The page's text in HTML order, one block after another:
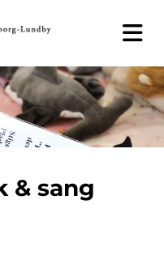
& sang